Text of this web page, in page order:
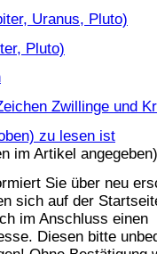
Uranus, Pluto)
Pluto)
Zwillinge und
zu lesen ist
im Artikel angegeben)
Sie über neu
sich auf der
im Anschluss einen
Diesen bitte